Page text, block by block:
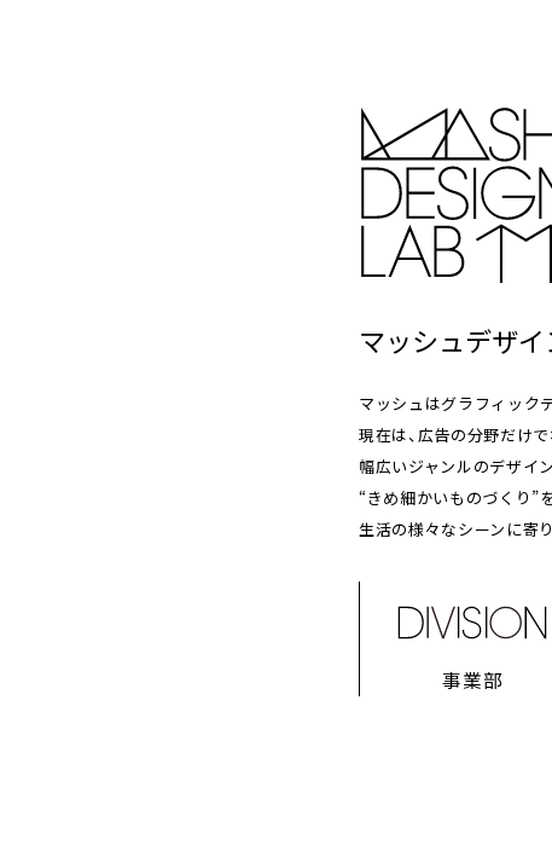
マッシュデザ
マッシュはグラフィック
現在は、広告の分野だけ
幅広いジャンルのデザイ
“きめ細かいものづくり”
生活の様々なシーンに寄
事業部